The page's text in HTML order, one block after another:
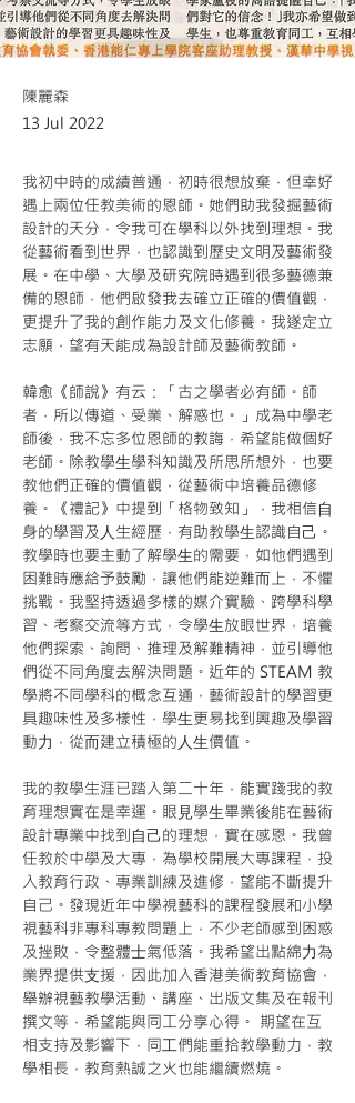
陳麗森
13 Jul 2022
我初中時的成績普通，初時很想放棄，但幸好
遇上兩位任教美術的恩師。她們助我發掘藝術
設計的天分，令我可在學科以外找到理想。我
從藝術看到世界，也認識到歷史文明及藝術發
展。在中學、大學及研究院時遇到很多藝德兼
備的恩師，他們啟發我去確立正確的價值觀，
更提升了我的創作能力及文化修養。我遂定立
志願，望有天能成為設計師及藝術教師。
韓愈《師說》有云：「古之學者必有師。師
者，所以傳道、受業、解惑也。」成為中學老
師後，我不忘多位恩師的教誨，希望能做個好
老師。除教學⽣學科知識及所思所想外，也要
教他們正確的價值觀，從藝術中培養品德修
養。《禮記》中提到「格物致知」，我相信⾃
身的學習及⼈生經歷，有助教學⽣認識自⼰。
教學時也要主動了解學⽣的需要，如他們遇到
困難時應給予鼓勵，讓他們能逆難⽽上，不懼
挑戰。我堅持透過多樣的媒介實驗、跨學科學
習、考察交流等方式，令學⽣放眼世界，培養
他們探索、詢問、推理及解難精神，並引導他
們從不同角度去解決問題。近年的 STEAM 教
學將不同學科的概念互通，藝術設計的學習更
具趣味性及多樣性，學⽣更易找到興趣及學習
動⼒，從⽽建立積極的⼈⽣價值。
我的教學生涯已踏入第二十年，能實踐我的教
育理想實在是幸運。眼⾒學⽣畢業後能在藝術
設計專業中找到⾃⼰的理想，實在感恩。我曾
任教於中學及大專，為學校開展大專課程，投
入教育行政、專業訓練及進修，望能不斷提升
自己。發現近年中學視藝科的課程發展和小學
視藝科非專科專教問題上，不少老師感到困惑
及挫敗，令整體⼠氣低落。我希望出點綿⼒為
業界提供⽀援，因此加入香港美術教育協會，
舉辦視藝教學活動、講座、出版文集及在報刊
撰文等，希望能與同工分享心得。 期望在互
相支持及影響下，同⼯們能重拾教學動力，教
學相長，教育熱誠之火也能繼續燃燒。